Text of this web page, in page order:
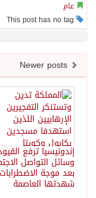
عام
إندونيسيا ترفع
وسائل التواصل
بعد موجة
شهدتها العاصمة